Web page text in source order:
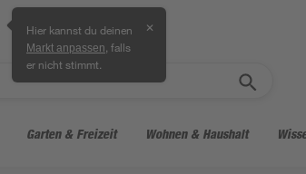
Hier kannst du deinen
Markt anpassen , falls
er nicht stimmt.
✕
Garten & Freizeit Wohnen & Haushalt